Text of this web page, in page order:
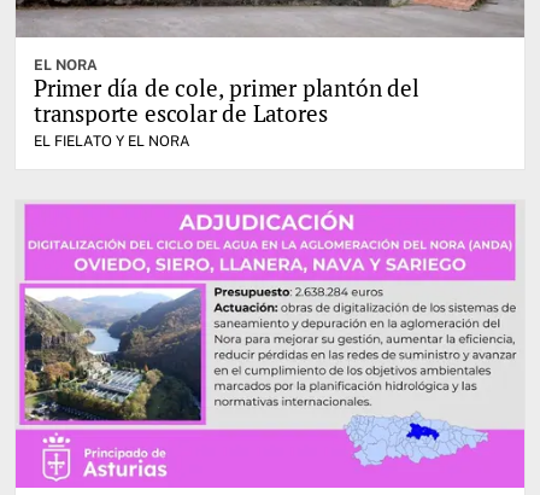
EL NORA
Primer día de cole, primer plantón del
transporte escolar de Latores
EL FIELATO Y EL NORA